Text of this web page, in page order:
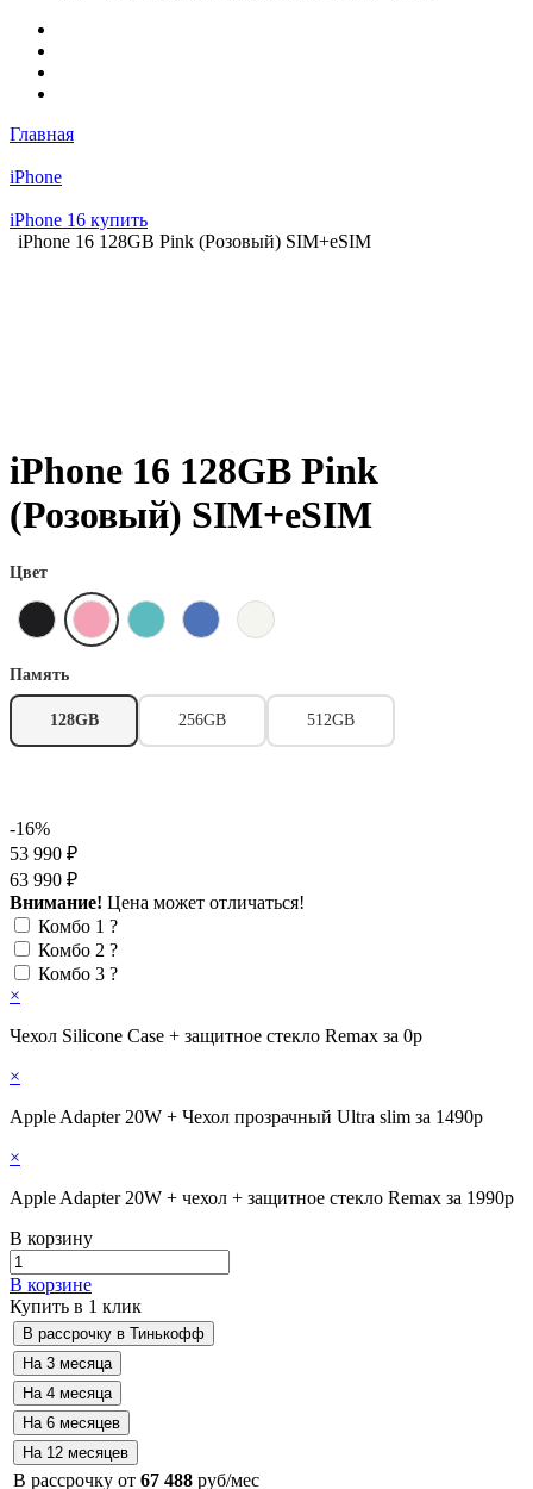
Главная
iPhone
iPhone 16 купить
iPhone 16 128GB Pink (Розовый) SIM+eSIM
iPhone 16 128GB Pink
(Розовый) SIM+eSIM
Цвет
Память
128GB 256GB 512GB
-16%
53 990 ₽
63 990 ₽
Внимание! Цена может отличаться!
Комбо 1 ?
Комбо 2 ?
Комбо 3 ?
×
Чехол Silicone Case + защитное стекло Remax за 0р
×
Apple Adapter 20W + Чехол прозрачный Ultra slim за 1490р
×
Apple Adapter 20W + чехол + защитное стекло Remax за 1990р
В корзину
В корзине
Купить в 1 клик
В рассрочку от 67 488 руб/мес